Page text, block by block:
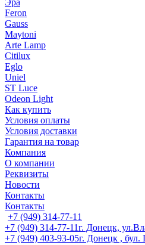
Эра
Feron
Gauss
Maytoni
Arte Lamp
Citilux
Eglo
Uniel
ST Luce
Odeon Light
Как купить
Условия оплаты
Условия доставки
Гарантия на товар
Компания
О компании
Реквизиты
Новости
Контакты
Контакты
+7 (949) 314-77-11
+7 (949) 314-77-11г. Донецк,
+7 (949) 403-93-05г. Донецк , бул.